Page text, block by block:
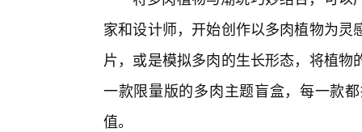
家和设计师，开始创作以多肉植物为
片，或是模拟多肉的生长形态，将植
一款限量版的多肉主题盲盒，每一款
值。